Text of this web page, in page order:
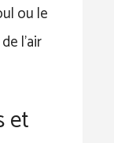
ou le
l’air
et